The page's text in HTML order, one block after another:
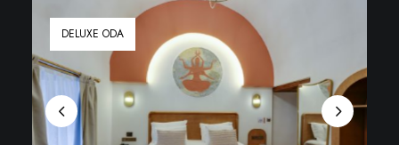
DELUXE ODA